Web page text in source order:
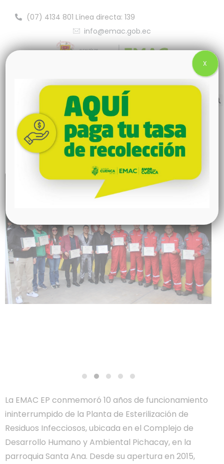
info@emac.gob.ec
(07) 4134 801 Línea directa: 139
EMAC EP conmemoró una década de
operación de la Planta de Esterilización
de Residuos Infecciosos
La EMAC EP conmemoró 10 años de funcionamiento
ininterrumpido de la Planta de Esterilización de
Residuos Infecciosos, ubicada en el Complejo de
Desarrollo Humano y Ambiental Pichacay, en la
parroquia Santa Ana. Desde su apertura en 2015,
X